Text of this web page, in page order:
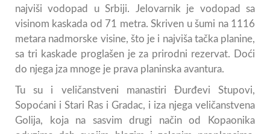
najviši vodopad u Srbiji. Jelovarnik je vodopad sa
visinom kaskada od 71 metra. Skriven u šumi na 1116
metara nadmorske visine, što je i najviša tačka planine,
sa tri kaskade proglašen je za prirodni rezervat. Doći
do njega jza mnoge je prava planinska avantura.
Tu su i veličanstveni manastiri Đurđevi Stupovi,
Sopoćani i Stari Ras i Gradac, i iza njega veličanstvena
Golija, koja na sasvim drugi način od Kopaonika